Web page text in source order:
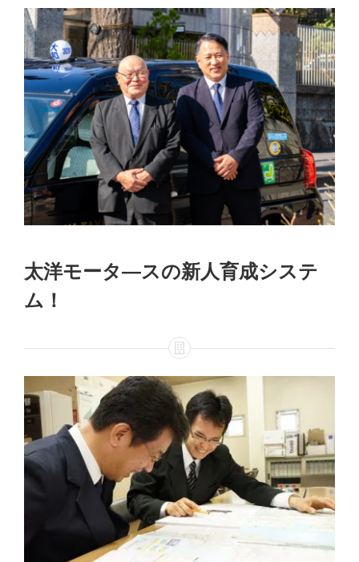
太洋モータ―スの新人育成システ
ム！